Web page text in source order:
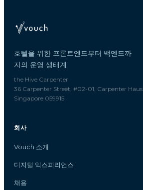
호텔을 위한 프론트엔드부터 백엔드까
지의 운영 생태계
the Hive Carpenter
36 Carpenter Street, #02-01, Carpenter Haus
Singapore 059915
회사
Vouch 소개
디지털 익스피리언스
채용